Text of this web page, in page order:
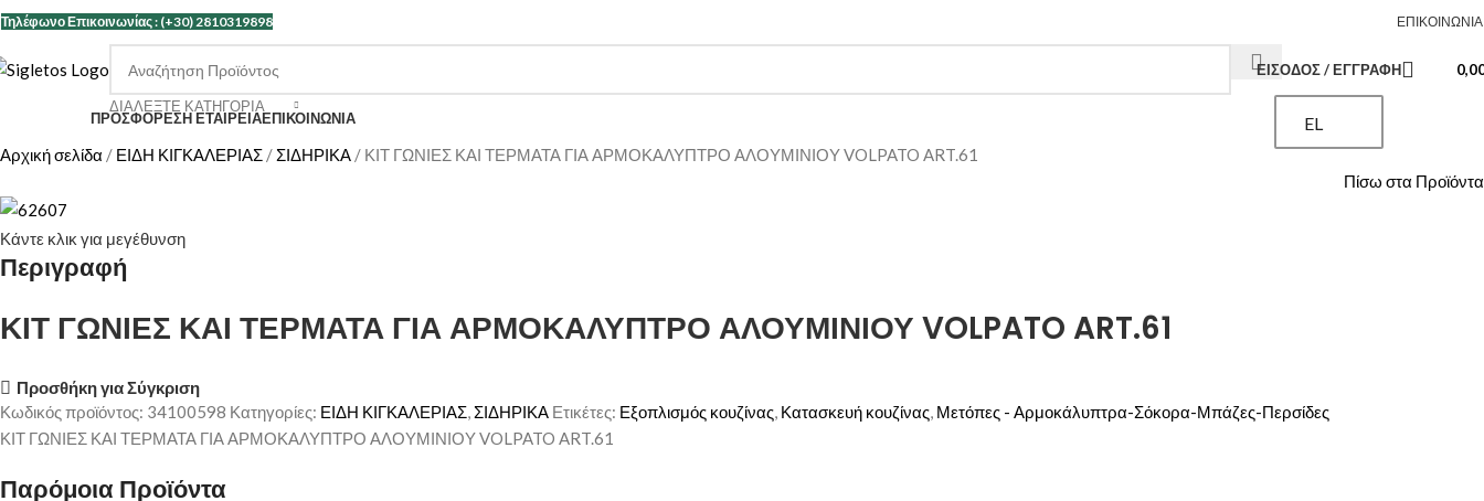
Τηλέφωνο Επικοινωνίας : (+30) 2810319898 ΕΠΙΚΟΙΝΩΝΊΑ
ΔΙΑΛΈΞΤΕ ΚΑΤΗΓΟΡΊΑ
ΕΊΣΟΔΟΣ / ΕΓΓΡΑΦΉ
ΠΡΟΣΦΟΡΕΣΗ ΕΤΑΙΡΕΊΑΕΠΙΚΟΙΝΩΝΊΑ EL
Αρχική σελίδα ΕΙΔΗ ΚΙΓΚΑΛΕΡΙΑΣ ΣΙΔΗΡΙΚΑ
ΚΙΤ ΓΩΝΙΕΣ ΚΑΙ ΤΕΡΜΑΤΑ ΓΙΑ ΑΡΜΟΚΑΛΥΠΤΡΟ ΑΛΟΥΜΙΝΙΟΥ VOLPATO ART.61
Πίσω στα Προϊόντα
Κάντε κλικ για μεγέθυνση
Περιγραφή
ΚΙΤ ΓΩΝΙΕΣ ΚΑΙ ΤΕΡΜΑΤΑ ΓΙΑ ΑΡΜΟΚΑΛΥΠΤΡΟ ΑΛΟΥΜΙΝΙΟΥ VOLPATO ART.61
Προσθήκη για Σύγκριση
Κωδικός προϊόντος: 34100598 Κατηγορίες: ΕΙΔΗ ΚΙΓΚΑΛΕΡΙΑΣ, ΣΙΔΗΡΙΚΑ Ετικέτες: Εξοπλισμός κουζίνας, Κατασκευή κουζίνας, Μετόπες - Αρμοκάλυπτρα-Σόκορα-Μπάζες-Περσίδες
ΚΙΤ ΓΩΝΙΕΣ ΚΑΙ ΤΕΡΜΑΤΑ ΓΙΑ ΑΡΜΟΚΑΛΥΠΤΡΟ ΑΛΟΥΜΙΝΙΟΥ VOLPATO ART.61
Παρόμοια Προϊόντα